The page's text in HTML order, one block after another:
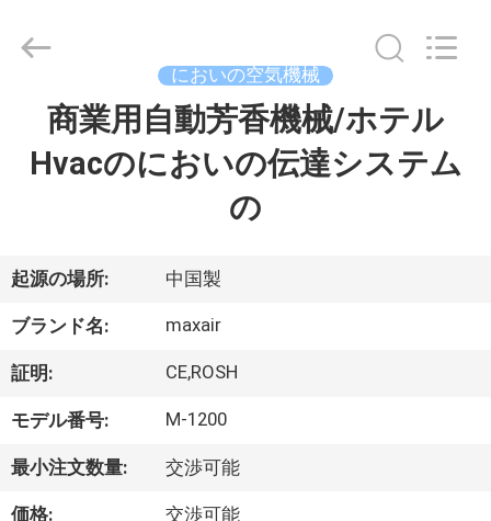
ダ
ク
ト
私
2026
Rights
Reserved.
においの空気機械
商業用自動芳香機械/ホテル
Hvacのにおいの伝達システム
の
起源の場所: 中国製
ブランド名: maxair
証明: CE,ROSH
モデル番号: M-1200
最小注文数量: 交渉可能
価格: 交渉可能